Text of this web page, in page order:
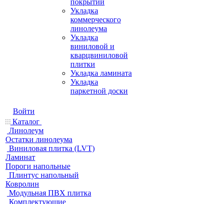
Укладка
коммерческого
линолеума
Укладка
виниловой и
кварцвиниловой
плитки
Укладка ламината
Укладка
паркетной доски
Войти
Каталог
Линолеум
Остатки линолеума
Виниловая плитка (LVT)
Ламинат
Пороги напольные
Плинтус напольный
Ковролин
Модульная ПВХ плитка
Комплектующие